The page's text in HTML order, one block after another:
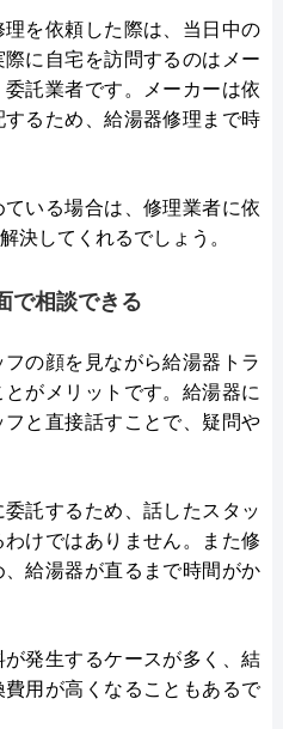
を依頼した際は、当日中の
に自宅を訪問するのはメー
託業者です。メーカーは依
るため、給湯器修理まで時
いる場合は、修理業者に依
決してくれるでしょう。
で相談できる
の顔を見ながら給湯器トラ
がメリットです。給湯器に
と直接話すことで、疑問や
託するため、話したスタッ
けではありません。また修
給湯器が直るまで時間がか
発生するケースが多く、結
用が高くなることもあるで